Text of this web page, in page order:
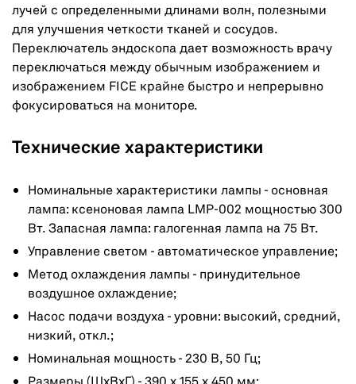
лучей с определенными длинами волн, полезными
для улучшения четкости тканей и сосудов.
Переключатель эндоскопа дает возможность врачу
переключаться между обычным изображением и
изображением FICE крайне быстро и непрерывно
фокусироваться на мониторе.
Технические характеристики
Номинальные характеристики лампы - основная
лампа: ксеноновая лампа LMP-002 мощностью 300
Вт. Запасная лампа: галогенная лампа на 75 Вт.
Управление светом - автоматическое управление;
Метод охлаждения лампы - принудительное
воздушное охлаждение;
Насос подачи воздуха - уровни: высокий, средний,
низкий, откл.;
Номинальная мощность - 230 В, 50 Гц;